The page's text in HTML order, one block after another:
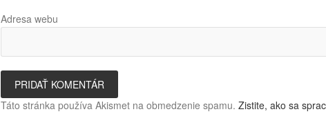
Adresa webu
Táto stránka používa Akismet na obmedzenie spamu. Zistite, ako sa